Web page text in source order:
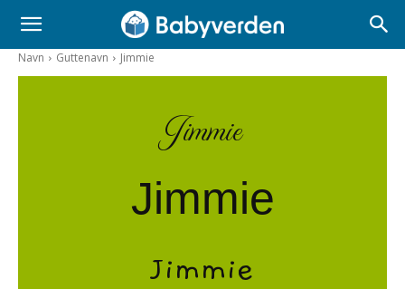
Navn Guttenavn Jimmie
Jimmie
Jimmie
Jimmie